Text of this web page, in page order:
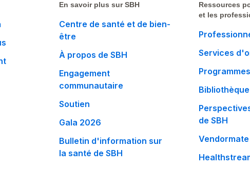
En savoir plus sur SBH
Centre de santé et de bien-
être
À propos de SBH
Engagement
communautaire
Soutien
Gala 2026
Bulletin d'information sur
la santé de SBH
Ressources
et les
Services
de SBH
Vendormate